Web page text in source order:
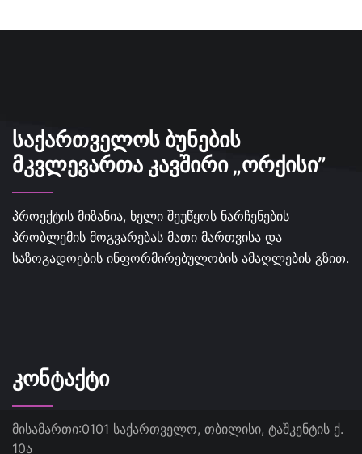
ᲡᲐᲥᲐᲠᲗᲕᲔᲚᲝᲡ ᲑᲣᲜᲔᲑᲘᲡ
ᲛᲙᲕᲚᲔᲕᲐᲠᲗᲐ ᲙᲐᲕᲨᲘᲠᲘ „ᲝᲠᲥᲘᲡᲘ”
პროექტის მიზანია, ხელი შეუწყოს ნარჩენების
პრობლემის მოგვარებას მათი მართვისა და
საზოგადოების ინფორმირებულობის ამაღლების გზით.
ᲙᲝᲜᲢᲐᲥᲢᲘ
მისამართი:0101 საქართველო, თბილისი, ტაშკენტის ქ.
10ა